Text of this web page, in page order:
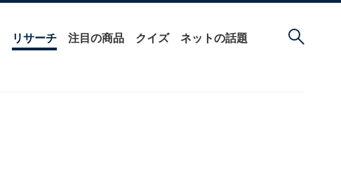
リサーチ 注目の商品 クイズ ネットの話題